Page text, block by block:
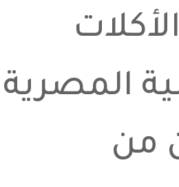
المصرية
من